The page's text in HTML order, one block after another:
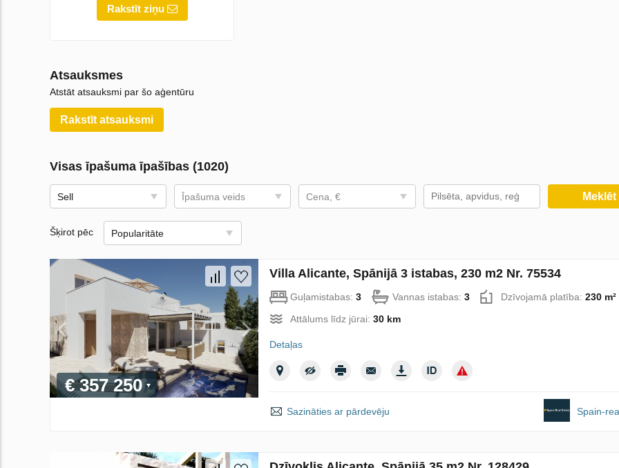
Rakstīt ziņu
Atsauksmes
Atstāt atsauksmi par šo aģentūru
Rakstīt atsauksmi
Visas īpašuma īpašības (1020)
Sell Īpašuma veids Cena, € Meklēt
Šķirot pēc Popularitāte
€ 357 250
Villa Alicante, Spānijā 3 istabas, 230 m2 Nr. 75534
Guļamistabas: 3 Vannas istabas: 3 Dzīvojamā platība: 230 m²
Attālums līdz jūrai: 30 km
Detaļas
Sazināties ar pārdevēju Spain-